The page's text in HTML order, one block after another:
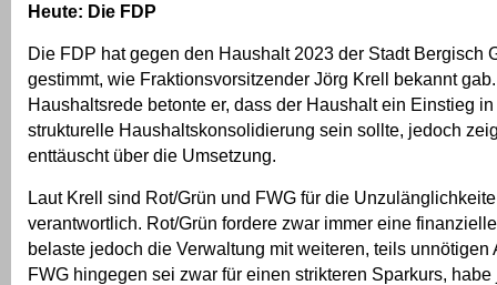
Heute: Die FDP
Die FDP hat gegen den Haushalt 2023 der Stadt Bergisch
gestimmt, wie Fraktionsvorsitzender Jörg Krell bekannt
Haushaltsrede betonte er, dass der Haushalt ein Einstieg
strukturelle Haushaltskonsolidierung sein sollte, jedoch
enttäuscht über die Umsetzung.
Laut Krell sind Rot/Grün und FWG für die
verantwortlich. Rot/Grün fordere zwar immer eine
belaste jedoch die Verwaltung mit weiteren, teils unnötigen
FWG hingegen sei zwar für einen strikteren Sparkurs,